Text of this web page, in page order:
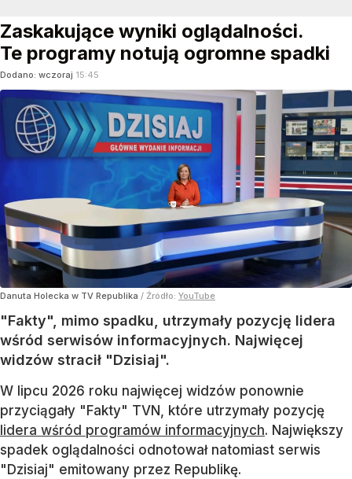
Zaskakujące wyniki oglądalności.
Te programy notują ogromne spadki
Dodano: wczoraj 15:45
Danuta Holecka w TV Republika / Źródło: YouTube
"Fakty", mimo spadku, utrzymały pozycję lidera
wśród serwisów informacyjnych. Najwięcej
widzów stracił "Dzisiaj".
W lipcu 2026 roku najwięcej widzów ponownie
przyciągały "Fakty" TVN, które utrzymały pozycję
lidera wśród programów informacyjnych. Największy
spadek oglądalności odnotował natomiast serwis
"Dzisiaj" emitowany przez Republikę.